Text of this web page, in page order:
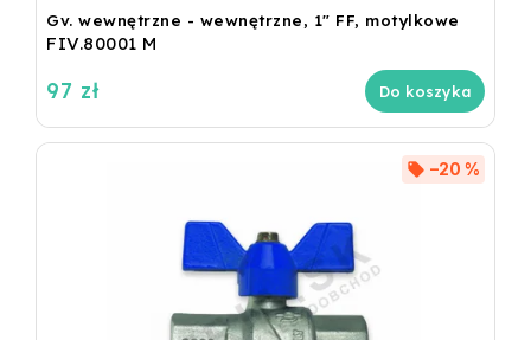
Gv. wewnętrzne - wewnętrzne, 1" FF, motylkowe
FIV.80001 M
97 zł Do koszyka
–20 %